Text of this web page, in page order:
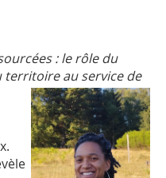
: le rôle du
territoire au service de